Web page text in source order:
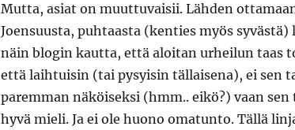
Mutta, asiat on muuttuvaisii. Lähden
Joensuusta, puhtaasta (kenties myös
näin blogin kautta, että aloitan urheilun taas
että laihtuisin (tai pysyisin tällaisena), ei sen
paremman näköiseksi (hmm.. eikö?) vaan
hyvä mieli. Ja ei ole huono omatunto. Tällä